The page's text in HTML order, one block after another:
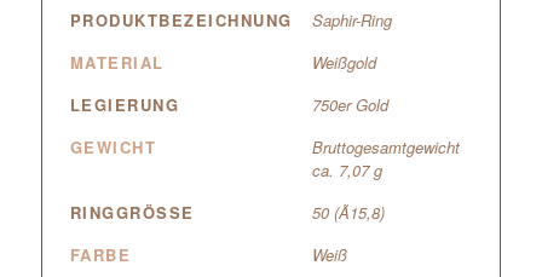
PRODUKTBEZEICHNUNG
Saphir-Ring
MATERIAL
Weißgold
LEGIERUNG
750er Gold
GEWICHT
Bruttogesamtgewicht
ca. 7,07 g
RINGGRÖSSE
50 (Ã15,8)
FARBE
Weiß